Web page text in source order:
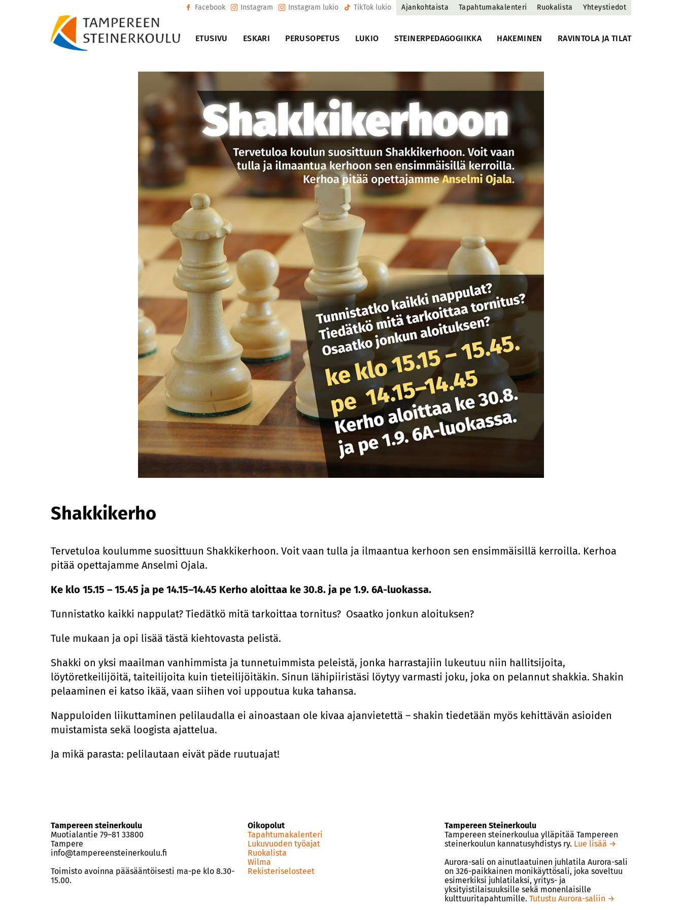
Facebook Instagram Instagram lukio TikTok lukio Ajankohtaista Tapahtumakalenteri Ruokalista Yhteystiedot
ETUSIVU ESKARI PERUSOPETUS LUKIO STEINERPEDAGOGIIKKA HAKEMINEN RAVINTOLA JA TILAT
Shakkikerho
Tervetuloa koulumme suosittuun Shakkikerhoon. Voit vaan tulla ja ilmaantua kerhoon sen ensimmäisillä kerroilla. Kerhoa
pitää opettajamme Anselmi Ojala.
Ke klo 15.15 – 15.45 ja pe 14.15–14.45 Kerho aloittaa ke 30.8. ja pe 1.9. 6A-luokassa.
Tunnistatko kaikki nappulat? Tiedätkö mitä tarkoittaa tornitus? Osaatko jonkun aloituksen?
Tule mukaan ja opi lisää tästä kiehtovasta pelistä.
Shakki on yksi maailman vanhimmista ja tunnetuimmista peleistä, jonka harrastajiin lukeutuu niin hallitsijoita,
löytöretkeilijöitä, taiteilijoita kuin tieteilijöitäkin. Sinun lähipiiristäsi löytyy varmasti joku, joka on pelannut shakkia. Shakin
pelaaminen ei katso ikää, vaan siihen voi uppoutua kuka tahansa.
Nappuloiden liikuttaminen pelilaudalla ei ainoastaan ole kivaa ajanvietettä – shakin tiedetään myös kehittävän asioiden
muistamista sekä loogista ajattelua.
Ja mikä parasta: pelilautaan eivät päde ruutuajat!
Tampereen steinerkoulu
Muotialantie 79–81 33800
Tampere
info@tampereensteinerkoulu.fi
Toimisto avoinna pääsääntöisesti ma-pe klo 8.30-
15.00.
Oikopolut
Tapahtumakalenteri
Lukuvuoden työajat
Ruokalista
Wilma
Rekisteriselosteet
Tampereen Steinerkoulu
Tampereen steinerkoulua ylläpitää Tampereen
steinerkoulun kannatusyhdistys ry. Lue lisää →
Aurora-sali on ainutlaatuinen juhlatila Aurora-sali
on 326-paikkainen monikäyttösali, joka soveltuu
esimerkiksi juhlatilaksi, yritys- ja
yksityistilaisuuksille sekä monenlaisille
kulttuuritapahtumille. Tutustu Aurora-saliin →